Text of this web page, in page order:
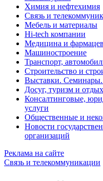
Химия и нефтехимия
Связь и
Мебель и материалы
Hi-tech компании
Медицина и
Машиностроение
Транспорт,
Строительство и
Выставки.
Досуг, туризм и отдых
Консалтинговые,
услуги
Общественные и
Новости
организаций
Реклама на сайте
Связь и телекоммуникации